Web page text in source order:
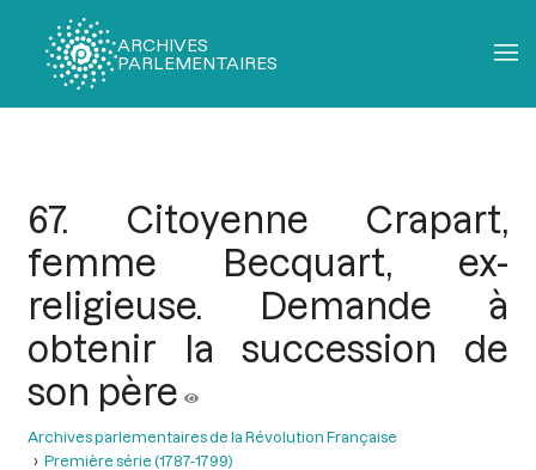
ARCHIVES
PARLEMENTAIRES
67. Citoyenne Crapart,
femme Becquart, ex-
religieuse. Demande à
obtenir la succession de
son père
Archives parlementaires de la Révolution Française
Première série (1787-1799)